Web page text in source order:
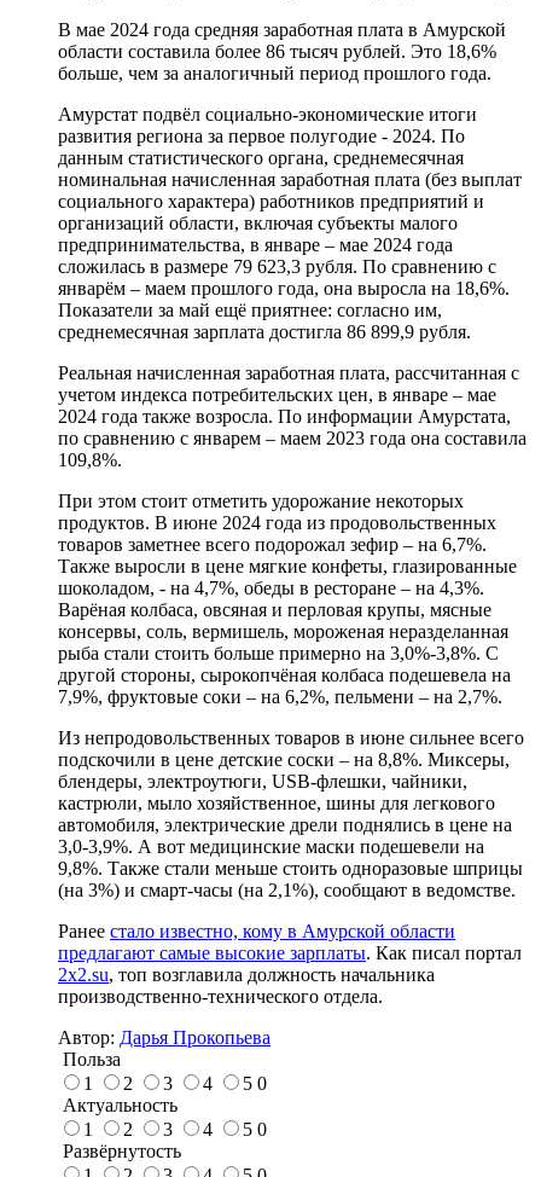
В мае 2024 года средняя заработная плата в Амурской
области составила более 86 тысяч рублей. Это 18,6%
больше, чем за аналогичный период прошлого года.
Амурстат подвёл социально-экономические итоги
развития региона за первое полугодие - 2024. По
данным статистического органа, среднемесячная
номинальная начисленная заработная плата (без выплат
социального характера) работников предприятий и
организаций области, включая субъекты малого
предпринимательства, в январе – мае 2024 года
сложилась в размере 79 623,3 рубля. По сравнению с
январём – маем прошлого года, она выросла на 18,6%.
Показатели за май ещё приятнее: согласно им,
среднемесячная зарплата достигла 86 899,9 рубля.
Реальная начисленная заработная плата, рассчитанная с
учетом индекса потребительских цен, в январе – мае
2024 года также возросла. По информации Амурстата,
по сравнению с январем – маем 2023 года она составила
109,8%.
При этом стоит отметить удорожание некоторых
продуктов. В июне 2024 года из продовольственных
товаров заметнее всего подорожал зефир – на 6,7%.
Также выросли в цене мягкие конфеты, глазированные
шоколадом, - на 4,7%, обеды в ресторане – на 4,3%.
Варёная колбаса, овсяная и перловая крупы, мясные
консервы, соль, вермишель, мороженая неразделанная
рыба стали стоить больше примерно на 3,0%-3,8%. С
другой стороны, сырокопчёная колбаса подешевела на
7,9%, фруктовые соки – на 6,2%, пельмени – на 2,7%.
Из непродовольственных товаров в июне сильнее всего
подскочили в цене детские соски – на 8,8%. Миксеры,
блендеры, электроутюги, USB-флешки, чайники,
кастрюли, мыло хозяйственное, шины для легкового
автомобиля, электрические дрели поднялись в цене на
3,0-3,9%. А вот медицинские маски подешевели на
9,8%. Также стали меньше стоить одноразовые шприцы
(на 3%) и смарт-часы (на 2,1%), сообщают в ведомстве.
Ранее стало известно, кому в Амурской области
предлагают самые высокие зарплаты. Как писал портал
2x2.su, топ возглавила должность начальника
производственно-технического отдела.
Автор: Дарья Прокопьева
Польза
1
2 3 4 5 0
Актуальность
1
2 3 4 5 0
Развёрнутость